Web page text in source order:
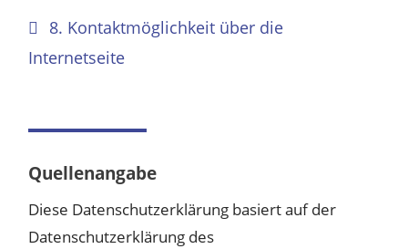
8. Kontaktmöglichkeit über die
Internetseite
Quellenangabe
Diese Datenschutzerklärung basiert auf der
Datenschutzerklärung des